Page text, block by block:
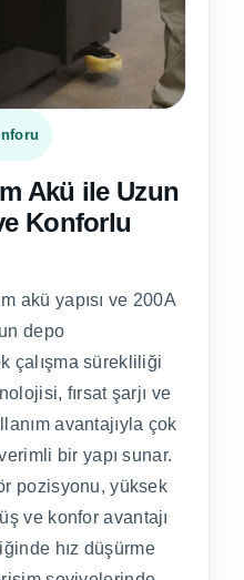
Akü ile Uzun
Konforlu
akü yapısı ve 200A
depo
çalışma sürekliliği
fırsat şarjı ve
avantajıyla çok
bir yapı sunar.
pozisyonu, yüksek
ve konfor avantajı
hız düşürme